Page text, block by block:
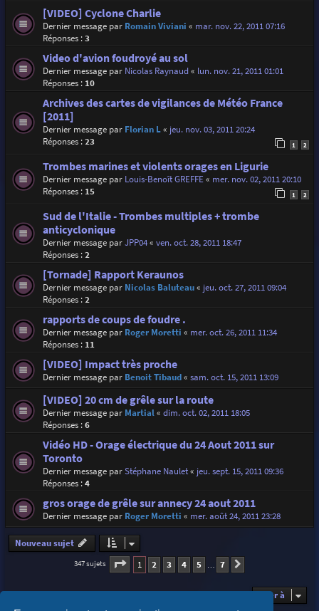
[VIDEO] Cyclone Charlie
Dernier message par Romain Viviani « mar. nov. 22, 2011 07:16
Réponses :3
Video d'avion foudroyé au sol
Dernier message par Nicolas Raynaud« lun. nov. 21, 2011 01:01
Réponses : 10
Archives des cartes de vigilances de Météo France
[2011]
Dernier message par Florian L« jeu. nov. 03, 2011 20:24
Réponses :23 1 2
Trombes marines et violents orages en Ligurie
Dernier message par Louis-Benoît GREFFE« mer. nov. 02, 2011 20:10
Réponses : 15 1 2
Sud de l'Italie - Trombes multiples + trombe
anticyclonique
Dernier message parJPP04« ven. oct. 28, 2011 18:47
Réponses :2
[Tornade] Rapport Keraunos
Dernier message par Nicolas Baluteau« jeu. oct. 27, 2011 09:04
Réponses :2
rapports de coups de foudre .
Dernier message par Roger Moretti « mer. oct. 26, 2011 11:34
Réponses : 11
[VIDEO] Impact très proche
Dernier message par Benoit Tibaud« sam. oct. 15, 2011 13:09
[VIDEO] 20 cm de grêle sur la route
Dernier message par Martial« dim. oct. 02, 2011 18:05
Réponses :6
Vidéo HD - Orage électrique du 24 Aout 2011 sur
Toronto
Dernier message parStéphane Naulet« jeu. sept. 15, 2011 09:36
Réponses :4
gros orage de grêle sur annecy 24 aout 2011
Dernier message par Roger Moretti « mer. août 24, 2011 23:28
Nouveau sujet
347 sujets Page 1sur
1 2 3 4 5 … 7
Aller à